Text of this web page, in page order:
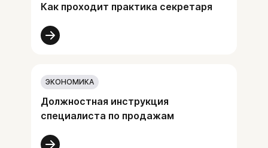
Как проходит практика секретаря
ЭКОНОМИКА
Должностная инструкция
специалиста по продажам